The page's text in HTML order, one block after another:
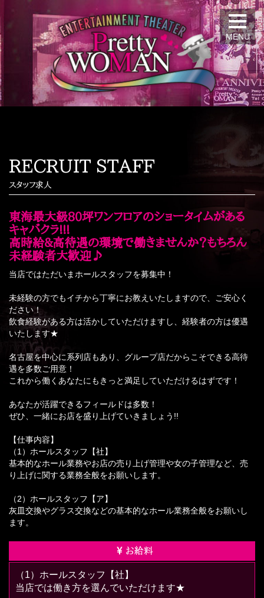
MENU
RECRUIT STAFF
スタッフ求人
東海最大級80坪ワンフロアのショータイムがある
キャバクラ!!!
高時給&高待遇の環境で働きませんか？もちろん
未経験者大歓迎♪
当店ではただいまホールスタッフを募集中！
未経験の方でもイチから丁寧にお教えいたしますので、ご安心く
ださい！
飲食経験がある方は活かしていただけますし、経験者の方は優遇
いたします★
名古屋を中心に系列店もあり、グループ店だからこそできる高待
遇を多数ご用意！
これから働くあなたにもきっと満足していただけるはずです！
あなたが活躍できるフィールドは多数！
ぜひ、一緒にお店を盛り上げていきましょう!!
【仕事内容】
（1）ホールスタッフ【社】
基本的なホール業務やお店の売り上げ管理や女の子管理など、売
り上げに関する業務全般をお願いします。
（2）ホールスタッフ【ア】
灰皿交換やグラス交換などの基本的なホール業務全般をお願いし
ます。
お給料
（1）ホールスタッフ【社】
当店では働き方を選んでいただけます★